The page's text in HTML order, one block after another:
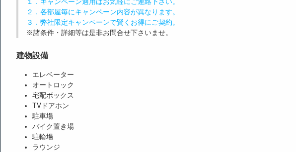
２．各部屋毎にキャンペーン内容が異なります。
３．弊社限定キャンペーンで賢くお得にご契約。
※諸条件・詳細等は是非お問合せ下さいませ。
建物設備
エレベーター
オートロック
宅配ボックス
TVドアホン
駐車場
バイク置き場
駐輪場
ラウンジ